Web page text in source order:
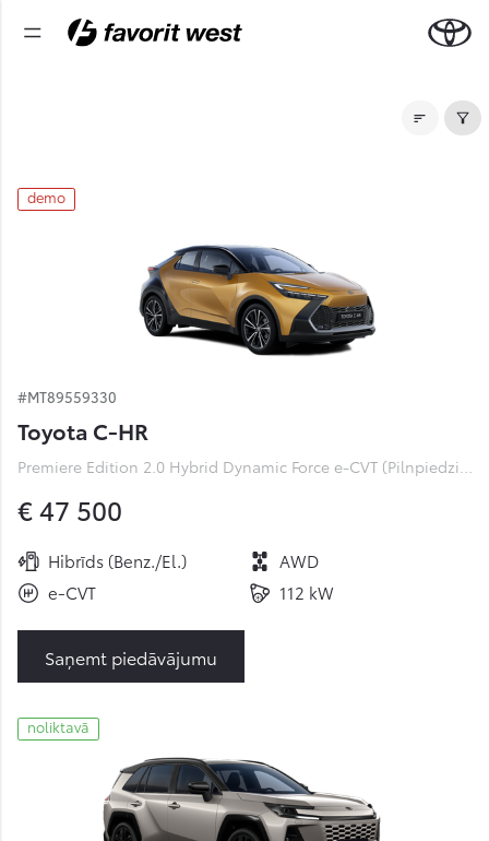
demo
#MT89559330
Toyota C-HR
Premiere Edition 2.0 Hybrid Dynamic Force e-CVT (Pilnpiedziņa) (112 kW)
€ 47 500
Hibrīds (Benz./El.)
AWD
e-CVT
112 kW
Saņemt piedāvājumu
noliktavā